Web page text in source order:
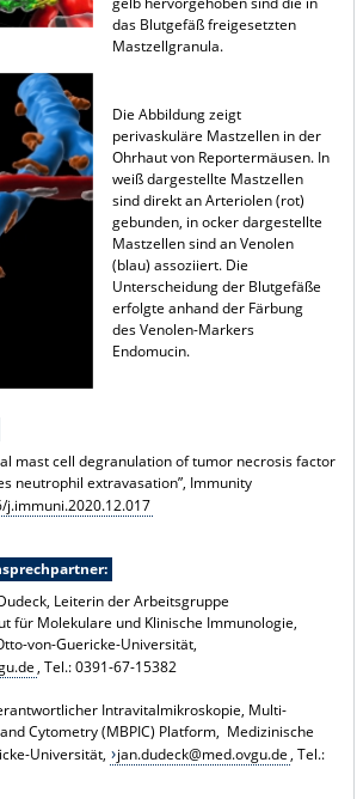
das Blutgefäß freigesetzten
Mastzellgranula.
Die Abbildung zeigt
perivaskuläre Mastzellen in der
Ohrhaut von Reportermäusen. In
weiß dargestellte Mastzellen
sind direkt an Arteriolen (rot)
gebunden, in ocker dargestellte
Mastzellen sind an Venolen
(blau) assoziiert. Die
Unterscheidung der Blutgefäße
erfolgte anhand der Färbung
des Venolen-Markers
Endomucin.
mast cell degranulation of tumor necrosis factor
neutrophil extravasation”, Immunity
Leiterin der Arbeitsgruppe
für Molekulare und Klinische Immunologie,
von-Guericke-Universität,
, Tel.: 0391-67-15382
Intravitalmikroskopie, Multi-
Cytometry (MBPIC) Platform, Medizinische
Universität,
jan.dudeck@med.ovgu.de, Tel.: